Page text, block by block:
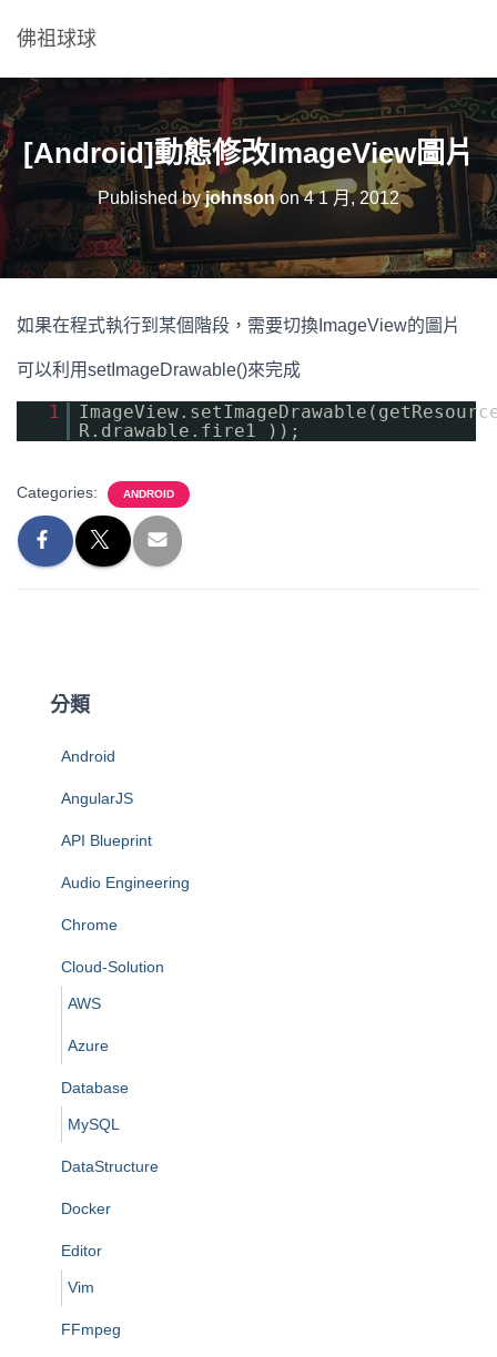
佛祖球球
[Android]動態修改ImageView圖片
Published byjohnsonon4 1 月, 2012
如果在程式執行到某個階段，需要切換ImageView的圖片
可以利用setImageDrawable()來完成
1
R.drawable.fire1 ));
Categories: ANDROID
分類
Android
AngularJS
API Blueprint
Audio Engineering
Chrome
Cloud-Solution
AWS
Azure
Database
MySQL
DataStructure
Docker
Editor
Vim
FFmpeg